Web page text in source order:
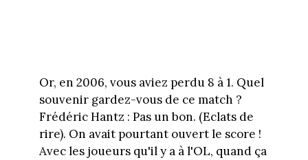
Or, en 2006, vous aviez perdu 8 à 1. Quel
souvenir gardez-vous de ce match ?
Frédéric Hantz : Pas un bon. (Eclats de
rire). On avait pourtant ouvert le score !
Avec les joueurs qu'il y a à l'OL, quand ça